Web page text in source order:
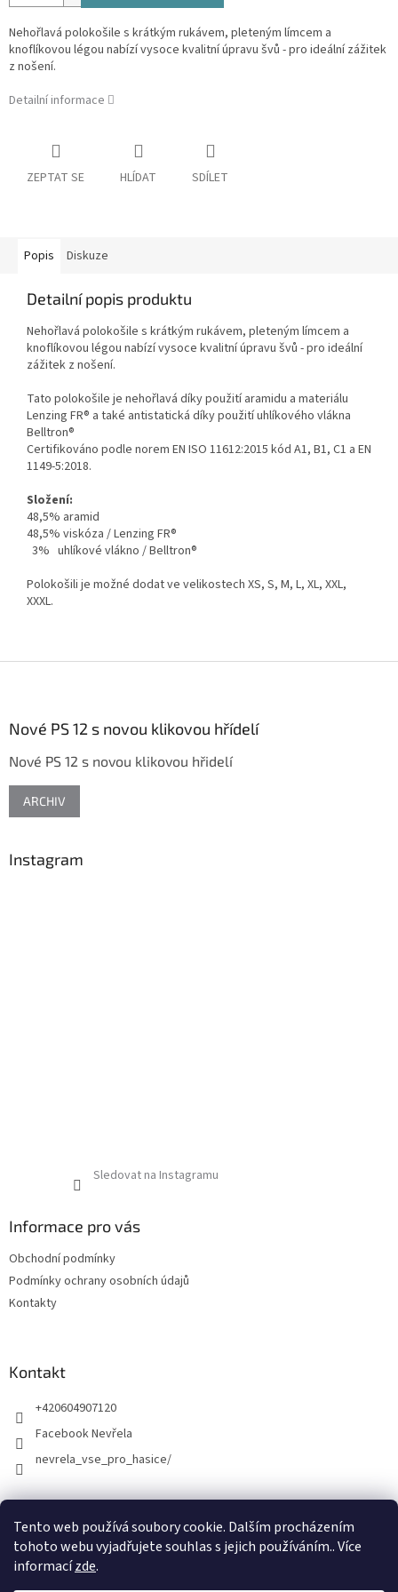
Tento web používá soubory cookie. Dalším procházením
tohoto webu vyjadřujete souhlas s jejich používáním.. Více
informacízde.
Nehořlavá polokošile s krátkým rukávem, pleteným límcem a
knoflíkovou légou nabízí vysoce kvalitní úpravu švů - pro ideální zážitek
z nošení.
Detailní informace
ZEPTAT SE HLÍDAT SDÍLET
Popis Diskuze
Detailní popis produktu
Nehořlavá polokošile s krátkým rukávem, pleteným límcem a
knoflíkovou légou nabízí vysoce kvalitní úpravu švů - pro ideální
zážitek z nošení.
Tato polokošile je nehořlavá díky použití aramidu a materiálu
Lenzing FR® a také antistatická díky použití uhlíkového vlákna
Belltron®
Certifikováno podle norem EN ISO 11612:2015 kód A1, B1, C1 a EN
1149-5:2018.
Složení:
48,5% aramid
48,5% viskóza / Lenzing FR®
3% uhlíkové vlákno / Belltron®
Polokošili je možné dodat ve velikostech XS, S, M, L, XL, XXL,
XXXL.
Nové PS 12 s novou klikovou hřídelí
Nové PS 12 s novou klikovou hřidelí
ARCHIV
Instagram
Sledovat na Instagramu
Informace pro vás
Obchodní podmínky
Podmínky ochrany osobních údajů
Kontakty
Kontakt
+420604907120
Facebook Nevřela
nevrela_vse_pro_hasice/